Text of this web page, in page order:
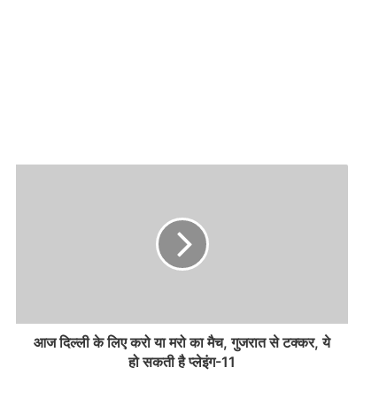
आज दिल्ली के लिए करो या मरो का मैच, गुजरात से टक्कर, ये
हो सकती है प्लेइंग-11